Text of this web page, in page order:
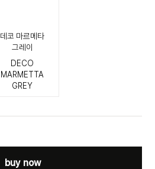
데코 마르메타
그레이
DECO
MARMETTA
GREY
buy now